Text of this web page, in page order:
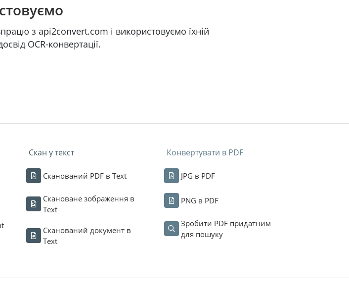
з api2convert.com і використовуємо їхній
OCR-конвертації.
Скан у текст
Сканований PDF в Text
Скановане зображення в
Text
Сканований документ в
Text
Конвертувати в PDF
JPG в PDF
PNG в PDF
Зробити PDF придатним
для пошуку